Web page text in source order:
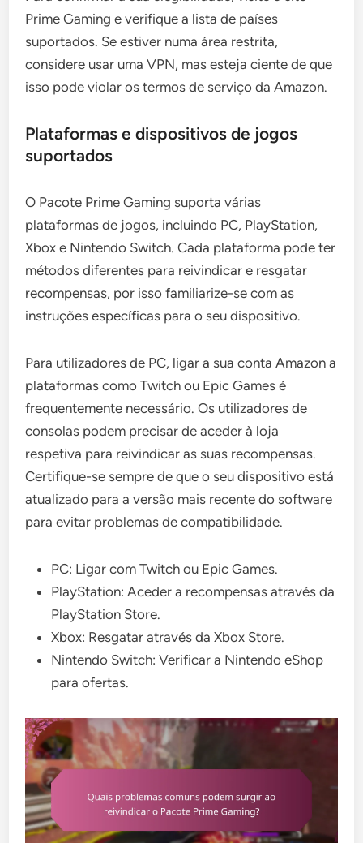
Prime Gaming e verifique a lista de países
suportados. Se estiver numa área restrita,
considere usar uma VPN, mas esteja ciente de que
isso pode violar os termos de serviço da Amazon.
Plataformas e dispositivos de jogos
suportados
O Pacote Prime Gaming suporta várias
plataformas de jogos, incluindo PC, PlayStation,
Xbox e Nintendo Switch. Cada plataforma pode ter
métodos diferentes para reivindicar e resgatar
recompensas, por isso familiarize-se com as
instruções específicas para o seu dispositivo.
Para utilizadores de PC, ligar a sua conta Amazon a
plataformas como Twitch ou Epic Games é
frequentemente necessário. Os utilizadores de
consolas podem precisar de aceder à loja
respetiva para reivindicar as suas recompensas.
Certifique-se sempre de que o seu dispositivo está
atualizado para a versão mais recente do software
para evitar problemas de compatibilidade.
PC: Ligar com Twitch ou Epic Games.
PlayStation: Aceder a recompensas através da
PlayStation Store.
Xbox: Resgatar através da Xbox Store.
Nintendo Switch: Verificar a Nintendo eShop
para ofertas.